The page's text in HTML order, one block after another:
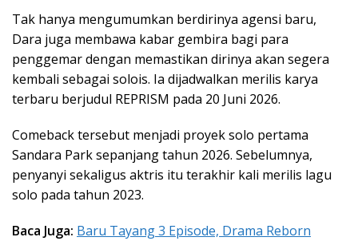
Tak hanya mengumumkan berdirinya agensi baru,
Dara juga membawa kabar gembira bagi para
penggemar dengan memastikan dirinya akan segera
kembali sebagai solois. Ia dijadwalkan merilis karya
terbaru berjudul REPRISM pada 20 Juni 2026.
Comeback tersebut menjadi proyek solo pertama
Sandara Park sepanjang tahun 2026. Sebelumnya,
penyanyi sekaligus aktris itu terakhir kali merilis lagu
solo pada tahun 2023.
Baca Juga: Baru Tayang 3 Episode, Drama Reborn